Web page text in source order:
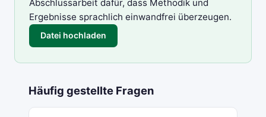
Abschlussarbeit dafür, dass Methodik und
Ergebnisse sprachlich einwandfrei überzeugen.
Datei hochladen
Häufig gestellte Fragen